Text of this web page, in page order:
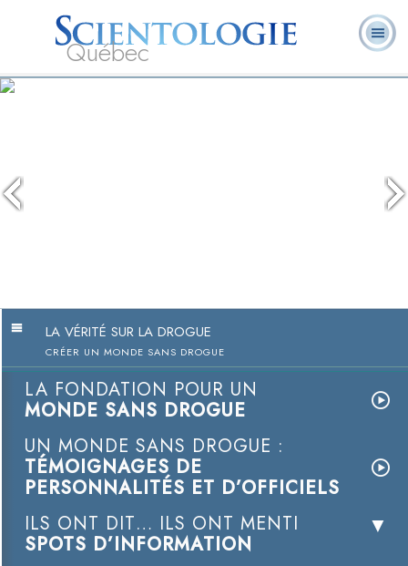
Québec
notre
LA VÉRITÉ SUR LA DROGUE
CRÉER UN MONDE SANS DROGUE
LA FONDATION POUR UN
MONDE SANS DROGUE
UN MONDE SANS DROGUE :
TÉMOIGNAGES DE
PERSONNALITÉS ET D’OFFICIELS
ILS ONT DIT… ILS ONT MENTI
SPOTS D’INFORMATION